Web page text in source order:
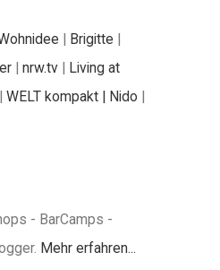
| Brigitte |
| nrw.tv | Living at
| WELT kompakt | Nido |
- BarCamps -
Mehr erfahren...